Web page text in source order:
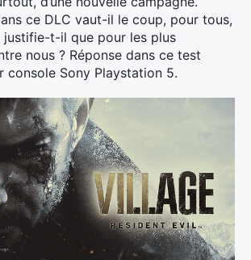
ce DLC vaut-il le coup, pour tous,
justifie-t-il que pour les plus
nous ? Réponse dans ce test
console Sony Playstation 5.